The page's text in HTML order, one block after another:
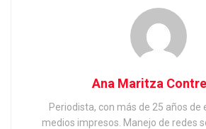
Ana Maritza
Periodista, con más de 25 años de
medios impresos. Manejo de redes